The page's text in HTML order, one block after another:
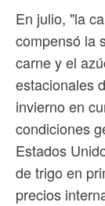
En julio, "la
compensó la
carne y el
estacionales
invierno en
condiciones
Estados
de trigo en
precios